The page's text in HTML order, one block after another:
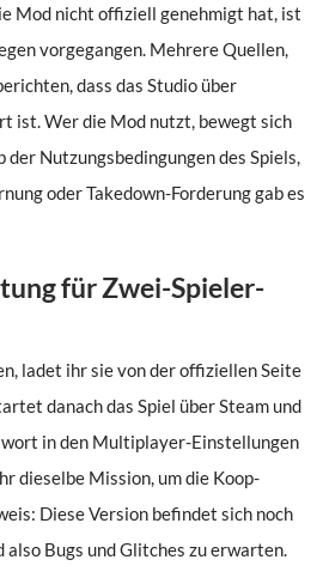
Mod nicht offiziell genehmigt hat, ist
vorgegangen. Mehrere Quellen,
dass das Studio über
ist. Wer die Mod nutzt, bewegt sich
Nutzungsbedingungen des Spiels,
oder Takedown-Forderung gab es
für Zwei-Spieler-
ladet ihr sie von der offiziellen Seite
danach das Spiel über Steam und
in den Multiplayer-Einstellungen
dieselbe Mission, um die Koop-
Diese Version befindet sich noch
also Bugs und Glitches zu erwarten.